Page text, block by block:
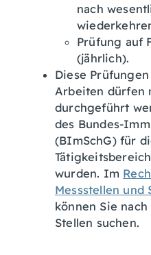
nach
Prüfung auf
(jährlich).
Diese
Arbeiten dürfen
durchgeführt
des Bundes-
(BImSchG) für
wurden. Im
Messstellen und
können Sie
Stellen suchen.